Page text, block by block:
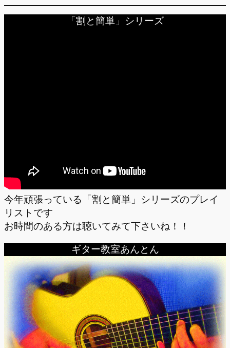
「割と簡単」シリーズ
今年頑張っている「割と簡単」シリーズのプレイ
リストです
お時間のある方は聴いてみて下さいね！！
ギター教室あんとん